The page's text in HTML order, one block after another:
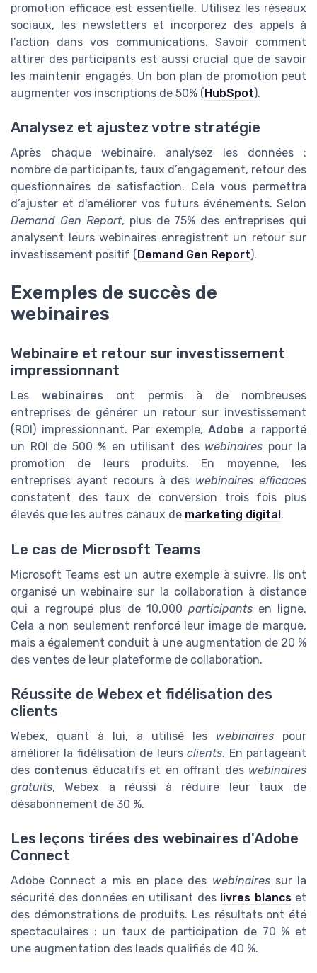
promotion efficace est essentielle. Utilisez les réseaux
sociaux, les newsletters et incorporez des appels à
l’action dans vos communications. Savoir comment
attirer des participants est aussi crucial que de savoir
les maintenir engagés. Un bon plan de promotion peut
augmenter vos inscriptions de 50% (HubSpot).
Analysez et ajustez votre stratégie
Après chaque webinaire, analysez les données :
nombre de participants, taux d’engagement, retour des
questionnaires de satisfaction. Cela vous permettra
d’ajuster et d'améliorer vos futurs événements. Selon
Demand Gen Report, plus de 75% des entreprises qui
analysent leurs webinaires enregistrent un retour sur
investissement positif (Demand Gen Report).
Exemples de succès de
webinaires
Webinaire et retour sur investissement
impressionnant
Leswebinaires ont permis à de nombreuses
entreprises de générer un retour sur investissement
(ROI) impressionnant. Par exemple, Adobe a rapporté
un ROI de 500 % en utilisant des webinaires pour la
promotion de leurs produits. En moyenne, les
entreprises ayant recours à des webinaires efficaces
constatent des taux de conversion trois fois plus
élevés que les autres canaux de marketing digital .
Le cas de Microsoft Teams
Microsoft Teams est un autre exemple à suivre. Ils ont
organisé un webinaire sur la collaboration à distance
qui a regroupé plus de 10,000 participantsen ligne.
Cela a non seulement renforcé leur image de marque,
mais a également conduit à une augmentation de 20 %
des ventes de leur plateforme de collaboration.
Réussite de Webex et fidélisation des
clients
Webex, quant à lui, a utilisé les webinaires pour
améliorer la fidélisation de leursclients. En partageant
des contenus éducatifs et en offrant des webinaires
gratuits, Webex a réussi à réduire leur taux de
désabonnement de 30 %.
Les leçons tirées des webinaires d'Adobe
Connect
Adobe Connect a mis en place des webinairessur la
sécurité des données en utilisant des livres blancset
des démonstrations de produits. Les résultats ont été
spectaculaires : un taux de participation de 70 % et
une augmentation des leads qualifiés de 40 %.